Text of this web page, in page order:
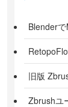
Blender
旧版
Zbrushユ